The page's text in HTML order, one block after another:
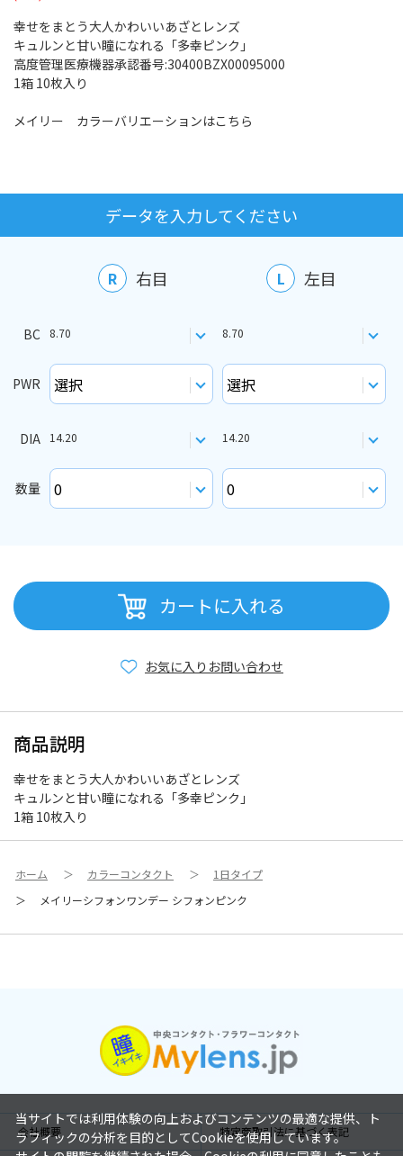
幸せをまとう大人かわいいあざとレンズ
キュルンと甘い瞳になれる「多幸ピンク」
高度管理医療機器承認番号:30400BZX00095000
1箱 10枚入り
メイリー カラーバリエーションはこちら
データを入力してください
R 右目 L 左目
BC 8.70 8.70
PWR
DIA 14.20 14.20
数量
カートに入れる
お問い合わせ
お気に入り
商品説明
幸せをまとう大人かわいいあざとレンズ
キュルンと甘い瞳になれる「多幸ピンク」
1箱 10枚入り
ホーム ＞ カラーコンタクト ＞
1日タイプ
＞
メイリーシフォンワンデー シフォンピンク
会社概要 特定商取引法に基づく表記
当サイトでは利用体験の向上およびコンテンツの最適な提供、ト
ラフィックの分析を目的としてCookieを使用しています。